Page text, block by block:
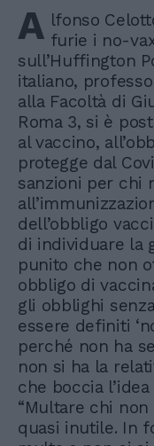
A lfonso
furie i no-
sull’Huffington
italiano,
alla Facoltà di
Roma 3, si è
al vaccino,
protegge dal
sanzioni per chi
dell’obbligo
di individuare la
punito che non
obbligo di
gli obblighi
essere definiti
perché non ha
non si ha la
che boccia
“Multare chi
quasi inutile. In